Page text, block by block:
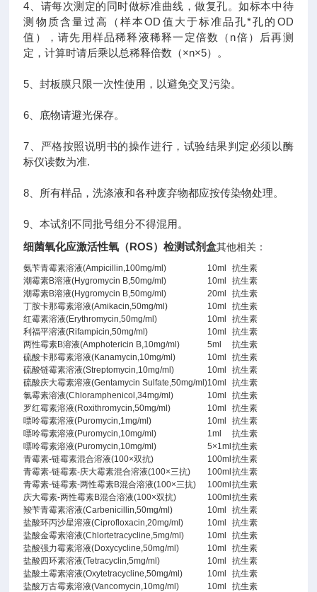
4、请每次测定的同时做标准曲线，做复孔。如标本中待
测物质含量过高（样本OD值大于标准品孔*孔的OD
值），请先用样品稀释液稀释一定倍数（n倍）后再测
定，计算时请后乘以总稀释倍数（×n×5）。
5、封板膜只限一次性使用，以避免交叉污染。
6、底物请避光保存。
7、严格按照说明书的操作进行，试验结果判定必须以酶
标仪读数为准.
8、所有样品，洗涤液和各种废弃物都应按传染物处理。
9、本试剂不同批号组分不得混用。
细菌氧化应激活性氧（ROS）检测试剂盒其他相关：
氨苄青霉素溶液(Ampicillin,100mg/ml) 10ml
抗生素
潮霉素B溶液(Hygromycin B,50mg/ml)
10ml
抗生素
潮霉素B溶液(Hygromycin B,50mg/ml)
20ml
抗生素
丁胺卡那霉素溶液(Amikacin,50mg/ml)
10ml
抗生素
红霉素溶液(Erythromycin,50mg/ml)
10ml
抗生素
利福平溶液(Rifampicin,50mg/ml)
10ml
抗生素
两性霉素B溶液(Amphotericin B,10mg/ml)
5ml
抗生素
硫酸卡那霉素溶液(Kanamycin,10mg/ml)
10ml
抗生素
硫酸链霉素溶液(Streptomycin,10mg/ml)
10ml
抗生素
硫酸庆大霉素溶液(Gentamycin Sulfate,50mg/ml)10ml
抗生素
氯霉素溶液(Chloramphenicol,34mg/ml)
10ml
抗生素
罗红霉素溶液(Roxithromycin,50mg/ml)
10ml
抗生素
嘌呤霉素溶液(Puromycin,1mg/ml)
10ml
抗生素
嘌呤霉素溶液(Puromycin,10mg/ml)
1ml
抗生素
嘌呤霉素溶液(Puromycin,10mg/ml)
5×1ml 抗生素
青霉素-链霉素混合溶液(100×双抗)
100ml 抗生素
青霉素-链霉素-庆大霉素混合溶液(100×三抗)
100ml 抗生素
青霉素-链霉素-两性霉素B混合溶液(100×三抗)
100ml 抗生素
庆大霉素-两性霉素B混合溶液(100×双抗)
100ml 抗生素
羧苄青霉素溶液(Carbenicillin,50mg/ml)
10ml
抗生素
盐酸环丙沙星溶液(Ciprofloxacin,20mg/ml)
10ml
抗生素
盐酸金霉素溶液(Chlortetracycline,5mg/ml)
10ml
抗生素
盐酸强力霉素溶液(Doxycycline,50mg/ml)
10ml
抗生素
盐酸四环素溶液(Tetracyclin,5mg/ml)
10ml
抗生素
盐酸土霉素溶液(Oxytetracycline,50mg/ml)
10ml
抗生素
盐酸万古霉素溶液(Vancomycin,10mg/ml)
10ml
抗生素